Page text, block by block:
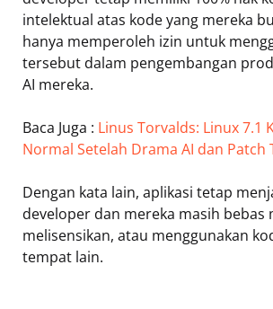
intelektual atas kode yang mereka
hanya memperoleh izin untuk
tersebut dalam pengembangan
AI mereka.
Baca Juga : Linus Torvalds: Linux 7.1
Normal Setelah Drama AI dan Patch
Dengan kata lain, aplikasi tetap
developer dan mereka masih bebas
melisensikan, atau menggunakan
tempat lain.